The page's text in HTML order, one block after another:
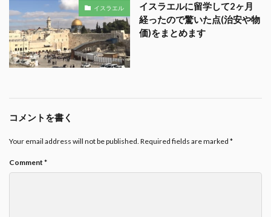
イスラエル
イスラエルに留学して2ヶ月
経ったので驚いた点(治安や物
価)をまとめます
コメントを書く
Your email address will not be published. Required fields are marked *
Comment *